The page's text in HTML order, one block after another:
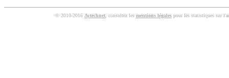
© 2010-2016 Aytechnet , consultez les mentions légales pour les statistiques sur